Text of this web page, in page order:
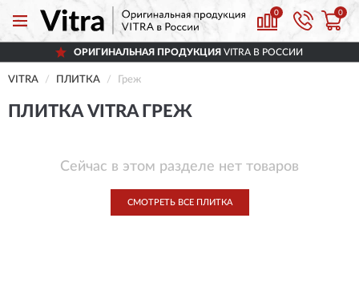
0 0
ОРИГИНАЛЬНАЯ ПРОДУКЦИЯ VITRA В РОССИИ
VITRA ПЛИТКА Греж
ПЛИТКА VITRA ГРЕЖ
Сейчас в этом разделе нет товаров
СМОТРЕТЬ ВСЕ ПЛИТКА